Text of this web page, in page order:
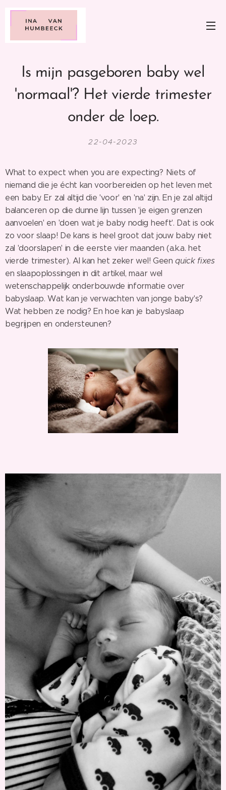
Is mijn pasgeboren baby wel
'normaal'? Het vierde trimester
onder de loep.
22-04-2023
What to expect when you are expecting? Niets of
niemand die je écht kan voorbereiden op het leven met
een baby. Er zal altijd die 'voor' en 'na' zijn. En je zal altijd
balanceren op die dunne lijn tussen 'je eigen grenzen
aanvoelen' en 'doen wat je baby nodig heeft'. Dat is ook
zo voor slaap! De kans is heel groot dat jouw baby niet
zal 'doorslapen' in die eerste vier maanden (a.k.a. het
vierde trimester). Al kan het zeker wel! Geen quick fixes
en slaapoplossingen in dit artikel, maar wel
wetenschappelijk onderbouwde informatie over
babyslaap. Wat kan je verwachten van jonge baby's?
Wat hebben ze nodig? En hoe kan je babyslaap
begrijpen en ondersteunen?